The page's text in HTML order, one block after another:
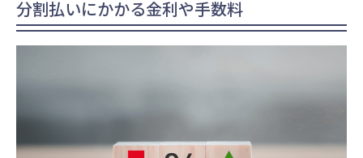
分割払いにかかる金利や手数料